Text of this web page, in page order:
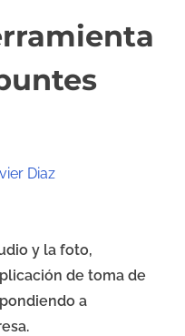
Diaz
y la foto,
de toma de
a